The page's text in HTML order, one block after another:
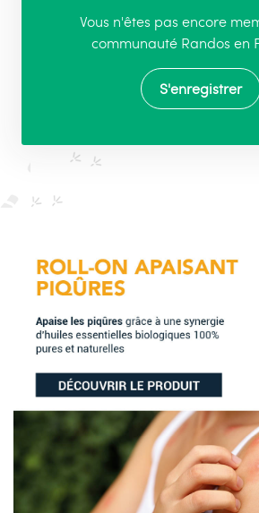
Vous n'êtes pas encore
communauté Randos en
S'enregistrer